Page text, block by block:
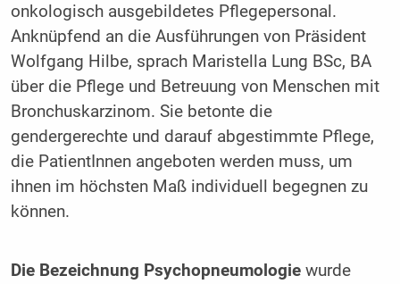
onkologisch ausgebildetes Pflegepersonal.
Anknüpfend an die Ausführungen von Präsident
Wolfgang Hilbe, sprach Maristella Lung BSc, BA
über die Pflege und Betreuung von Menschen mit
Bronchuskarzinom. Sie betonte die
gendergerechte und darauf abgestimmte Pflege,
die PatientInnen angeboten werden muss, um
ihnen im höchsten Maß individuell begegnen zu
können.
Die Bezeichnung Psychopneumologiewurde